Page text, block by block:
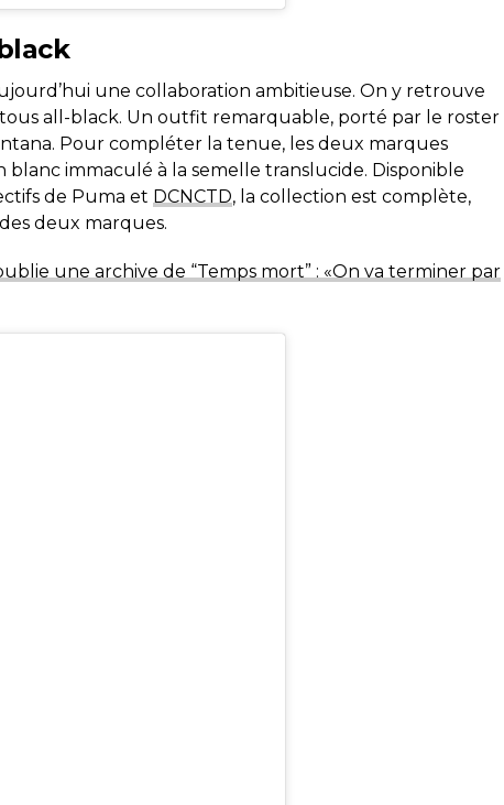
une collaboration ambitieuse. On y retrouve
all-black. Un outfit remarquable, porté par le roster
Pour compléter la tenue, les deux marques
blanc immaculé à la semelle translucide. Disponible
de Puma et DCNCTD, la collection est complète,
deux marques.
une archive de “Temps mort” : «On va terminer par